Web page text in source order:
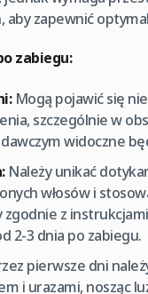
aby zapewnić
zabiegu:
Mogą pojawić się
szczególnie w
widoczne
Należy unikać
włosów i
zgodnie z
2-3 dnia po zabiegu.
pierwsze dni
i urazami, nosząc